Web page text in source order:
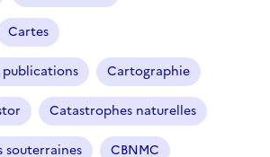
Cartes
Cartographie
Catastrophes naturelles
souterraines CBNMC